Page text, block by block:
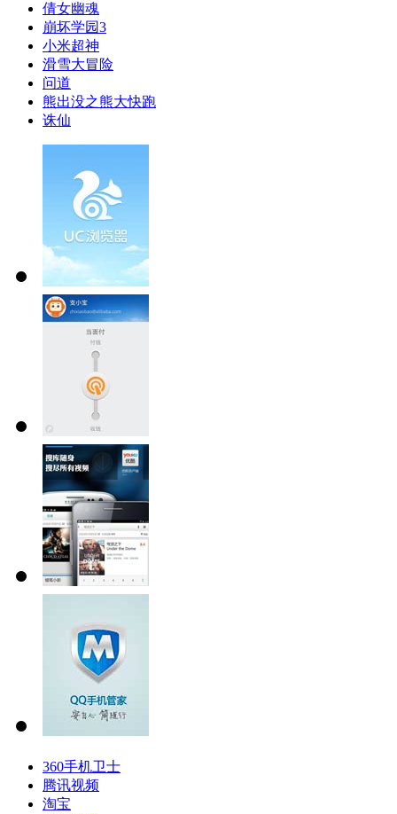
倩女幽魂
崩坏学园3
小米超神
滑雪大冒险
问道
熊出没之熊大快跑
诛仙
360手机卫士
腾讯视频
淘宝